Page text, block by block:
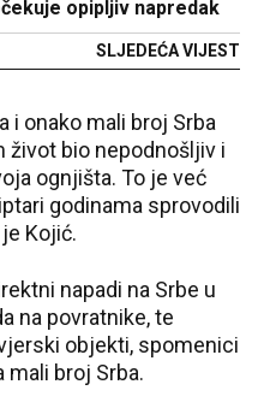
opipljiv napredak
SLJEDEĆA VIJEST
i onako mali broj Srba
život bio nepodnošljiv i
ognjišta. To je već
godinama sprovodili
Kojić.
napadi na Srbe u
na povratnike, te
objekti, spomenici
mali broj Srba.